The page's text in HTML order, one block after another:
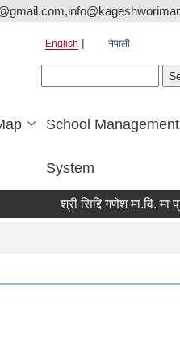
English नेपाली
School Management
System
श्री सिद्दि गणेश मा.वि. मा